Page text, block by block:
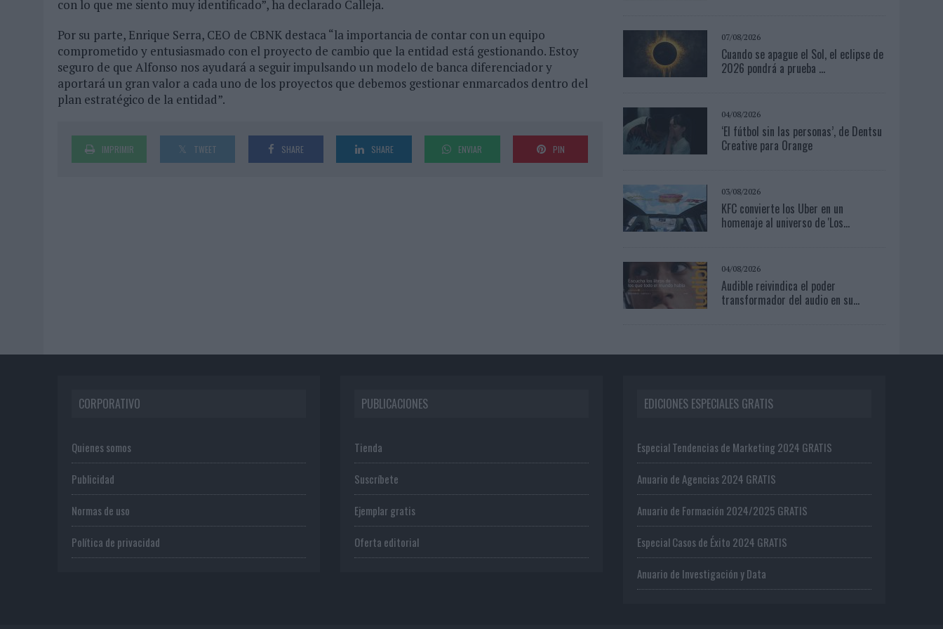
con lo que me siento muy identificado”, ha declarado Calleja.
Por su parte, Enrique Serra, CEO de CBNK destaca “la importancia de contar con un equipo
comprometido y entusiasmado con el proyecto de cambio que la entidad está gestionando. Estoy
seguro de que Alfonso nos ayudará a seguir impulsando un modelo de banca diferenciador y
aportará un gran valor a cada uno de los proyectos que debemos gestionar enmarcados dentro del
plan estratégico de la entidad”.
IMPRIMIR TWEET SHARE SHARE ENVIAR PIN
07/08/2026
Cuando se apague el Sol, el eclipse de
2026 pondrá a prueba ...
04/08/2026
‘El fútbol sin las personas’, de Dentsu
Creative para Orange
03/08/2026
KFC convierte los Uber en un
homenaje al universo de 'Los...
04/08/2026
Audible reivindica el poder
transformador del audio en su...
CORPORATIVO
Quienes somos
Publicidad
Normas de uso
Política de privacidad
PUBLICACIONES
Tienda
Suscríbete
Ejemplar gratis
Oferta editorial
EDICIONES ESPECIALES GRATIS
Especial Tendencias de Marketing 2024 GRATIS
Anuario de Agencias 2024 GRATIS
Anuario de Formación 2024/2025 GRATIS
Especial Casos de Éxito 2024 GRATIS
Anuario de Investigación y Data